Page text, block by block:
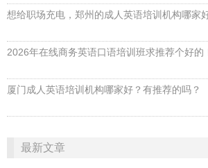
厦门成人英语培训机构哪家好？有推荐的吗？
最新文章